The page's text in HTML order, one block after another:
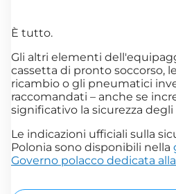
È tutto.
Gli altri elementi
cassetta di pronto soccorso,
ricambio o gli pneumatici
raccomandati – anche se
significativo la sicurezza
Le indicazioni ufficiali sulla
Polonia sono disponibili nella
Governo polacco dedicata